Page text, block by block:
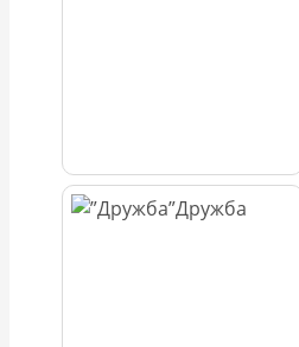
Дружба